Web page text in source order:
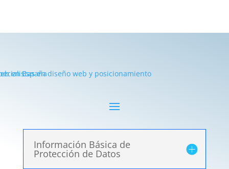
Información Básica de
Protección de Datos